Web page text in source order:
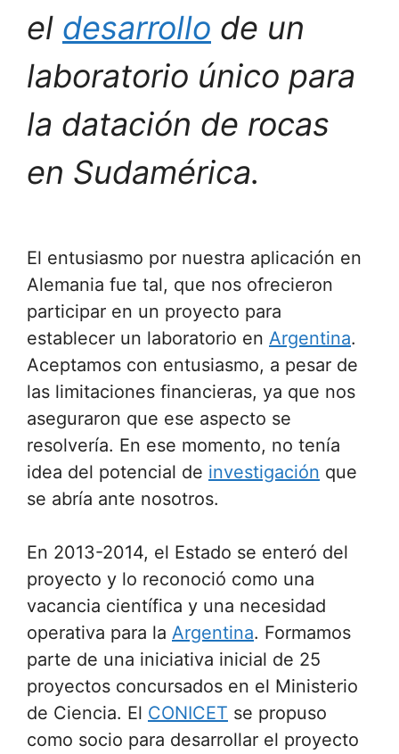
el desarrollo de un
laboratorio único para
la datación de rocas
en Sudamérica.
El entusiasmo por nuestra aplicación en
Alemania fue tal, que nos ofrecieron
participar en un proyecto para
establecer un laboratorio en Argentina.
Aceptamos con entusiasmo, a pesar de
las limitaciones financieras, ya que nos
aseguraron que ese aspecto se
resolvería. En ese momento, no tenía
idea del potencial de investigación que
se abría ante nosotros.
En 2013-2014, el Estado se enteró del
proyecto y lo reconoció como una
vacancia científica y una necesidad
operativa para la Argentina. Formamos
parte de una iniciativa inicial de 25
proyectos concursados en el Ministerio
de Ciencia. El CONICET se propuso
como socio para desarrollar el proyecto